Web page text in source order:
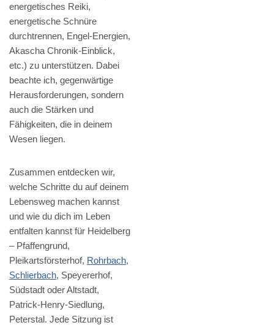
energetisches Reiki,
energetische Schnüre
durchtrennen, Engel-Energien,
Akascha Chronik-Einblick,
etc.) zu unterstützen. Dabei
beachte ich, gegenwärtige
Herausforderungen, sondern
auch die Stärken und
Fähigkeiten, die in deinem
Wesen liegen.
Zusammen entdecken wir,
welche Schritte du auf deinem
Lebensweg machen kannst
und wie du dich im Leben
entfalten kannst für Heidelberg
– Pfaffengrund,
Pleikartsförsterhof, Rohrbach,
Schlierbach, Speyererhof,
Südstadt oder Altstadt,
Patrick-Henry-Siedlung,
Peterstal. Jede Sitzung ist